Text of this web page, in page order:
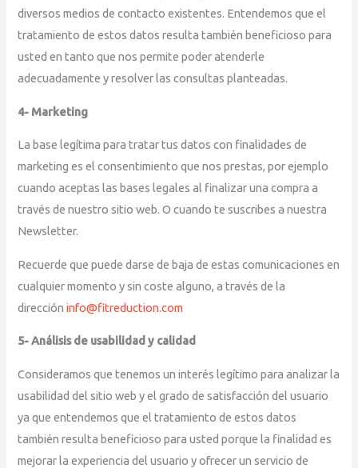
diversos medios de contacto existentes. Entendemos que el
tratamiento de estos datos resulta también beneficioso para
usted en tanto que nos permite poder atenderle
adecuadamente y resolver las consultas planteadas.
4- Marketing
La base legítima para tratar tus datos con finalidades de
marketing es el consentimiento que nos prestas, por ejemplo
cuando aceptas las bases legales al finalizar una compra a
través de nuestro sitio web. O cuando te suscribes a nuestra
Newsletter.
Recuerde que puede darse de baja de estas comunicaciones en
cualquier momento y sin coste alguno, a través de la
direccióninfo@fitreduction.com
5- Análisis de usabilidad y calidad
Consideramos que tenemos un interés legítimo para analizar la
usabilidad del sitio web y el grado de satisfacción del usuario
ya que entendemos que el tratamiento de estos datos
también resulta beneficioso para usted porque la finalidad es
mejorar la experiencia del usuario y ofrecer un servicio de